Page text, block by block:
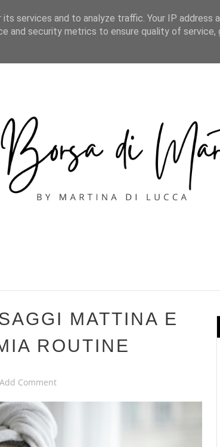
MATTINA E
ROUTINE
Add Comment
services and to analyze traffic. Your IP address
and security metrics to ensure quality of service,